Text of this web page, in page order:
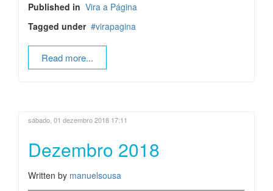
Published in Vira a Página
Tagged under
virapagina
Read more...
sábado, 01 dezembro 2018 17:11
Dezembro 2018
Written by manuelsousa